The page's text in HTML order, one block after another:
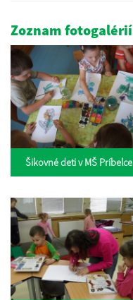
Zoznam fotogalérií
Šikovné deti v MŠ Príbelce